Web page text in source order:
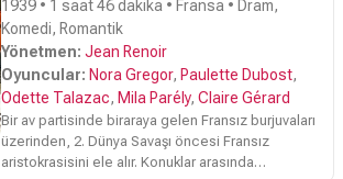
1939 • 1 saat 46 dakika • Fransa • Dram,
Komedi, Romantik
Yönetmen: Jean Renoir
Oyuncular: Nora Gregor, Paulette Dubost,
Odette Talazac, Mila Parély, Claire Gérard
Bir av partisinde biraraya gelen Fransız burjuvaları
üzerinden, 2. Dünya Savaşı öncesi Fransız
aristokrasisini ele alır. Konuklar arasında